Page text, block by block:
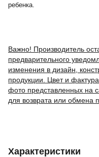
ребенка.
Важно! Производитель
предварительного
изменения в дизайн,
продукции. Цвет и
фото представленных на
для возврата или обмена
Характеристики